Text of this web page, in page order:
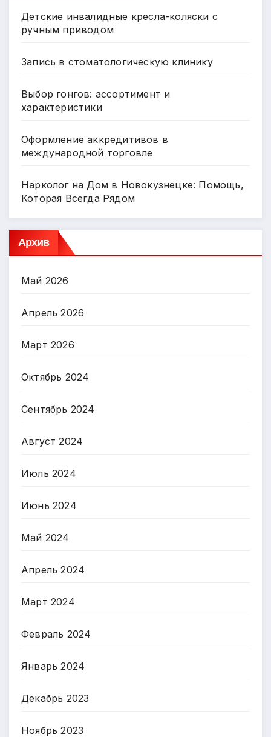
Детские инвалидные кресла-коляски с
ручным приводом
Запись в стоматологическую клинику
Выбор гонгов: ассортимент и
характеристики
Оформление аккредитивов в
международной торговле
Нарколог на Дом в Новокузнецке: Помощь,
Которая Всегда Рядом
Архив
Май 2026
Апрель 2026
Март 2026
Октябрь 2024
Сентябрь 2024
Август 2024
Июль 2024
Июнь 2024
Май 2024
Апрель 2024
Март 2024
Февраль 2024
Январь 2024
Декабрь 2023
Ноябрь 2023